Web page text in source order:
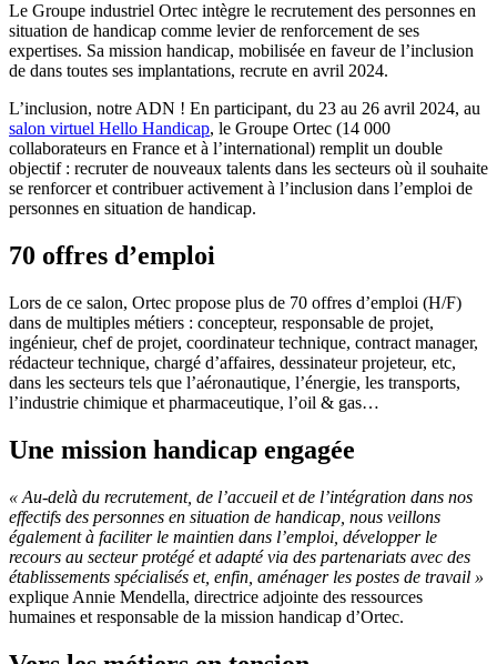
Le Groupe industriel Ortec intègre le recrutement des personnes en
situation de handicap comme levier de renforcement de ses
expertises. Sa mission handicap, mobilisée en faveur de l’inclusion
de dans toutes ses implantations, recrute en avril 2024.
L’inclusion, notre ADN ! En participant, du 23 au 26 avril 2024, au
salon virtuel Hello Handicap, le Groupe Ortec (14 000
collaborateurs en France et à l’international) remplit un double
objectif : recruter de nouveaux talents dans les secteurs où il souhaite
se renforcer et contribuer activement à l’inclusion dans l’emploi de
personnes en situation de handicap.
70 offres d’emploi
Lors de ce salon, Ortec propose plus de 70 offres d’emploi (H/F)
dans de multiples métiers : concepteur, responsable de projet,
ingénieur, chef de projet, coordinateur technique, contract manager,
rédacteur technique, chargé d’affaires, dessinateur projeteur, etc,
dans les secteurs tels que l’aéronautique, l’énergie, les transports,
l’industrie chimique et pharmaceutique, l’oil & gas…
Une mission handicap engagée
« Au-delà du recrutement, de l’accueil et de l’intégration dans nos
effectifs des personnes en situation de handicap, nous veillons
également à faciliter le maintien dans l’emploi, développer le
recours au secteur protégé et adapté via des partenariats avec des
établissements spécialisés et, enfin, aménager les postes de travail »
explique Annie Mendella, directrice adjointe des ressources
humaines et responsable de la mission handicap d’Ortec.